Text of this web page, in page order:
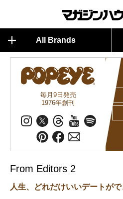
All Brands
毎月9日発売
1976年創刊
From Editors 2
人生、どれだけいいデートがで